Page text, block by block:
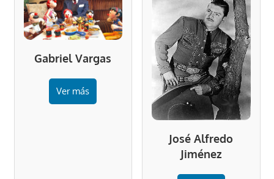
Gabriel Vargas
Ver más
José Alfredo
Jiménez